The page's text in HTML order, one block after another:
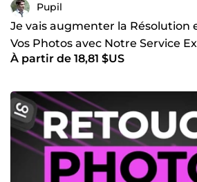
Pupil
Je vais augmenter la Résolution
Vos Photos avec Notre Service
À partir de 18,81 $US